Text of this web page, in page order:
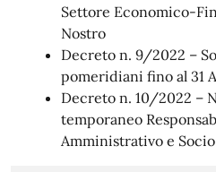
Settore Economico-
Nostro
Decreto n. 9/2022 –
pomeridiani fino al 31
Decreto n. 10/2022 –
temporaneo
Amministrativo e